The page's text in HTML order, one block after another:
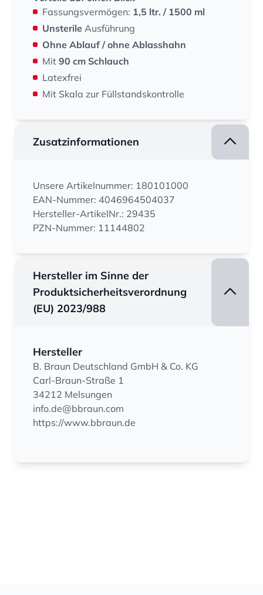
Fassungsvermögen: 1,5 ltr. / 1500 ml
Unsterile Ausführung
Ohne Ablauf / ohne Ablasshahn
Mit 90 cm Schlauch
Latexfrei
Mit Skala zur Füllstandskontrolle
Zusatzinformationen
Unsere Artikelnummer: 180101000
EAN-Nummer: 4046964504037
Hersteller-ArtikelNr.: 29435
PZN-Nummer: 11144802
Hersteller im Sinne der
Produktsicherheitsverordnung
(EU) 2023/988
Hersteller
B. Braun Deutschland GmbH & Co. KG
Carl-Braun-Straße 1
34212 Melsungen
info.de@bbraun.com
https://www.bbraun.de